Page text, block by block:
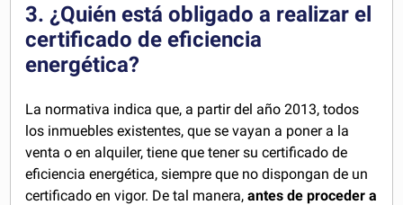
3. ¿Quién está obligado a realizar el
certificado de eficiencia
energética?
La normativa indica que, a partir del año 2013, todos
los inmuebles existentes, que se vayan a poner a la
venta o en alquiler, tiene que tener su certificado de
eficiencia energética, siempre que no dispongan de un
certificado en vigor. De tal manera,antes de proceder a